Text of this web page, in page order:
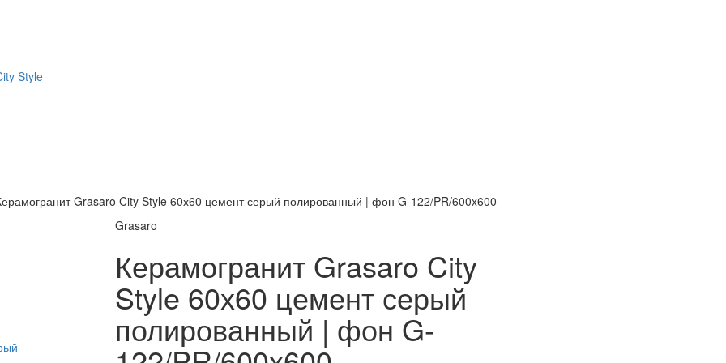
Style
Grasaro City Style 60х60 цемент серый полированный | фон G-122/PR/600x600
Grasaro
Керамогранит Grasaro City
Style 60х60 цемент серый
полированный | фон G-